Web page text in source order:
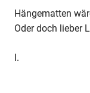
Hängematten
Oder doch lieber
I.